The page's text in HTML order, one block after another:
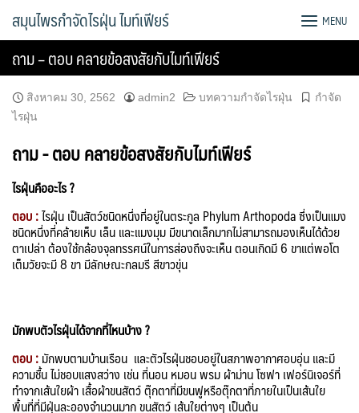
สมุนไพรกำจัดไรฝุ่น ไมท์เฟียร์ MENU
ถาม – ตอบ คลายข้อสงสัยกับไมท์เฟียร์
สิงหาคม 30, 2562 admin2 บทความกำจัดไรฝุ่น
กำจัด
ไรฝุ่น
ถาม - ตอบ คลายข้อสงสัยกับไมท์เฟียร์
ไรฝุ่นคืออะไร ?
ตอบ :ไรฝุ่น เป็นสัตว์ชนิดหนึ่งที่อยู่ในตระกูล Phylum Arthopoda ซึ่งเป็นแมง
ชนิดหนึ่งที่คล้ายเห็บ เล็น และแมงมุม มีขนาดเล็กมากไม่สามารถมองเห็นได้ด้วย
ตาเปล่า ต้องใช้กล้องจุลทรรศน์ในการส่องถึงจะเห็น ตอนเกิดมี 6 ขาแต่พอโต
เต็มวัยจะมี 8 ขา มีลักษณะกลมรี สีขาวขุ่น
มักพบตัวไรฝุ่นได้จากที่ไหนบ้าง ?
ตอบ :มักพบตามบ้านเรือน และตัวไรฝุ่นชอบอยู่ในสภาพอากาศอบอุ่น และมี
ความชื้น ไม่ชอบแสงสว่าง เช่น ที่นอน หมอน พรม ผ้าม่าน โซฟา เฟอร์นิเจอร์ที่
ทำจากเส้นใยผ้า เสื้อผ้าขนสัตว์ ตุ๊กตาที่มีขนฟูหรือตุ๊กตาที่ภายในเป็นเส้นใย
พื้นที่ที่มีฝุ่นละอองจำนวนมาก ขนสัตว์ เส้นใยต่างๆ เป็นต้น